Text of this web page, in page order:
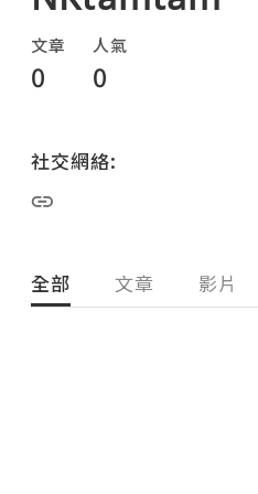
文章
0
人氣
0
社交網絡:
全部 文章 影片